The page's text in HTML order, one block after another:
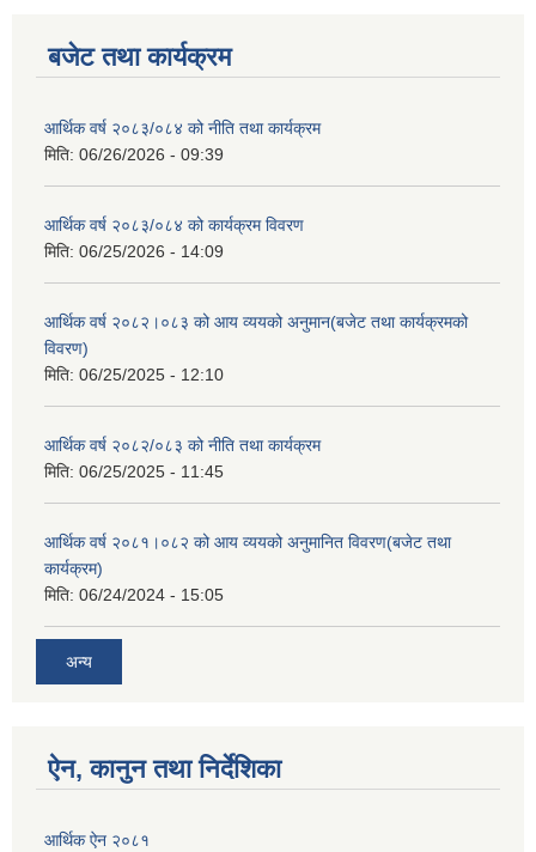
बजेट तथा कार्यक्रम
आर्थिक वर्ष २०८३/०८४ को नीति तथा कार्यक्रम
मिति: 06/26/2026 - 09:39
आर्थिक वर्ष २०८३/०८४ को कार्यक्रम विवरण
मिति: 06/25/2026 - 14:09
आर्थिक वर्ष २०८२।०८३ को आय व्ययको अनुमान(बजेट तथा कार्यक्रमको
विवरण)
मिति: 06/25/2025 - 12:10
आर्थिक वर्ष २०८२/०८३ को नीति तथा कार्यक्रम
मिति: 06/25/2025 - 11:45
आर्थिक वर्ष २०८१।०८२ को आय व्ययको अनुमानित विवरण(बजेट तथा
कार्यक्रम)
मिति: 06/24/2024 - 15:05
अन्य
ऐन, कानुन तथा निर्देशिका
आर्थिक ऐन २०८१